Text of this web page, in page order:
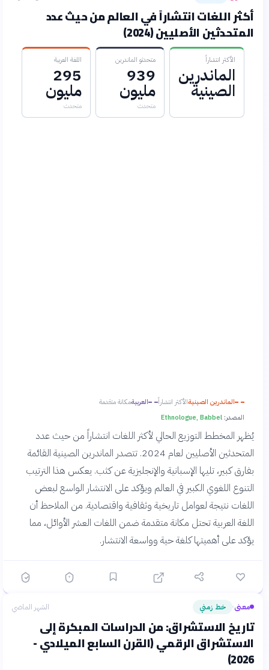
أكثر اللغات انتشاراً في العالم من حيث عدد
المتحدثين الأصليين (2024)
الأكثر انتشاراً
الماندرين
الصينية
متحدثو الماندرين
939
مليون
متحدث
اللغة العربية
295
مليون
متحدث
الماندرين الصينيةالأكثر انتشاراً العربيةمكانة متقدمة
المصدر: Ethnologue, Babbel
يُظهر المخطط التوزيع الحالي لأكثر اللغات انتشاراً من حيث عدد
المتحدثين الأصليين لعام 2024. تتصدر الماندرين الصينية القائمة
بفارق كبير، تليها الإسبانية والإنجليزية عن كثب. يعكس هذا الترتيب
التنوع اللغوي الكبير في العالم ويؤكد على الانتشار الواسع لبعض
اللغات نتيجة لعوامل تاريخية وثقافية واقتصادية. من الملاحظ أن
اللغة العربية تحتل مكانة متقدمة ضمن اللغات العشر الأوائل، مما
يؤكد على أهميتها كلغة حية وواسعة الانتشار.
معنى› خط زمني الشهر الماضي
تاريخ الاستشراق: من الدراسات المبكرة إلى
الاستشراق الرقمي (القرن السابع الميلادي -
2026)